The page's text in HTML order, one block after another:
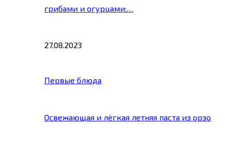
грибами и огурцами:…
27.08.2023
Первые блюда
Освежающая и лёгкая летняя паста из орзо